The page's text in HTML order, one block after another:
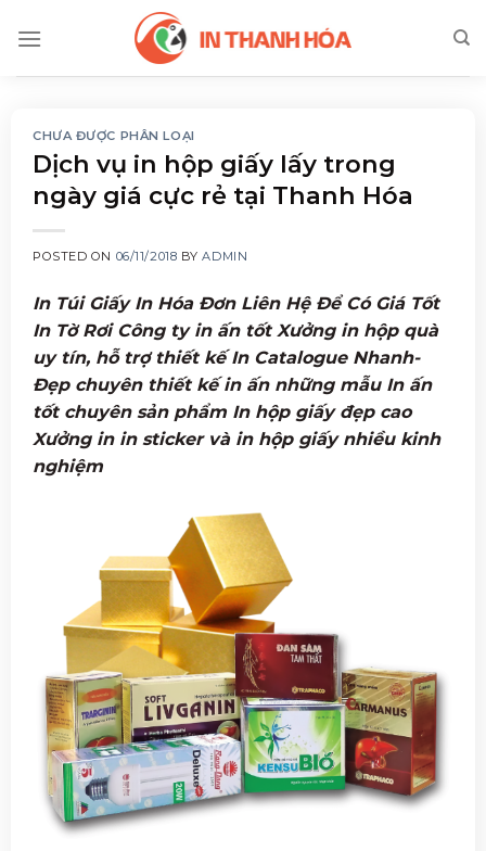
CHƯA ĐƯỢC PHÂN LOẠI
Dịch vụ in hộp giấy lấy trong
ngày giá cực rẻ tại Thanh Hóa
POSTED ON 06/11/2018 BYADMIN
In Túi Giấy In Hóa Đơn Liên Hệ Để Có Giá Tốt
In Tờ Rơi Công ty in ấn tốt Xưởng in hộp quà
uy tín, hỗ trợ thiết kế In Catalogue Nhanh-
Đẹp chuyên thiết kế in ấn những mẫu In ấn
tốt chuyên sản phẩm In hộp giấy đẹp cao
Xưởng in in sticker và in hộp giấy nhiều kinh
nghiệm